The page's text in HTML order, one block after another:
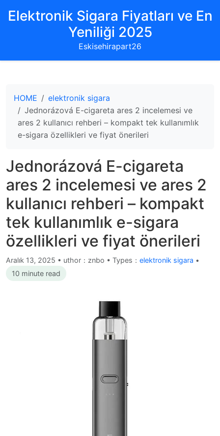
Elektronik Sigara Fiyatları ve En
Yeniliği 2025
Eskisehirapart26
HOME
elektronik sigara
Jednorázová E-cigareta ares 2 incelemesi ve
ares 2 kullanıcı rehberi – kompakt tek kullanımlık
e-sigara özellikleri ve fiyat önerileri
Jednorázová E-cigareta
ares 2 incelemesi ve ares 2
kullanıcı rehberi – kompakt
tek kullanımlık e-sigara
özellikleri ve fiyat önerileri
Aralık 13, 2025 • uthor：znbo • Types： elektronik sigara •
10 minute read